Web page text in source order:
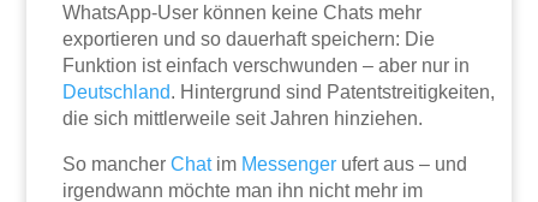
WhatsApp-User können keine Chats mehr
exportieren und so dauerhaft speichern: Die
Funktion ist einfach verschwunden – aber nur in
Deutschland. Hintergrund sind Patentstreitigkeiten,
die sich mittlerweile seit Jahren hinziehen.
So mancherChatim Messenger ufert aus – und
irgendwann möchte man ihn nicht mehr im